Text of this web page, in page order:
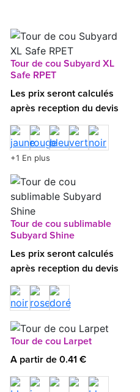
Tour de cou Subyard XL
Safe RPET
Les prix seront calculés
après reception du devis
+1 En plus
Tour de cou sublimable
Subyard Shine
Les prix seront calculés
après reception du devis
Tour de cou Larpet
A partir de 0.41 €